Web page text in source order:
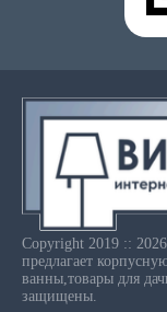
Copyright 2019 ::
предлагает
ванны,товары для
защищены.